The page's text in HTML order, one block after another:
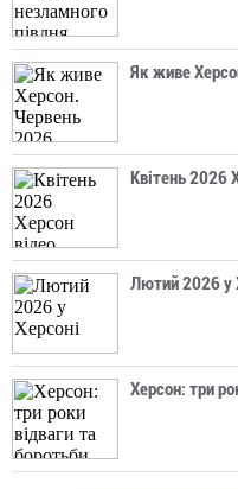
Як живе
Квітень 2026
Лютий 2026 у
Херсон: три